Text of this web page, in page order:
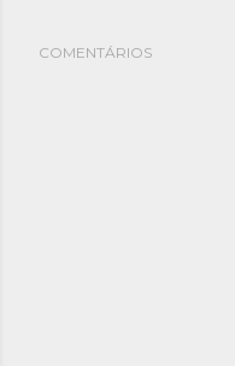
COMENTÁRIOS